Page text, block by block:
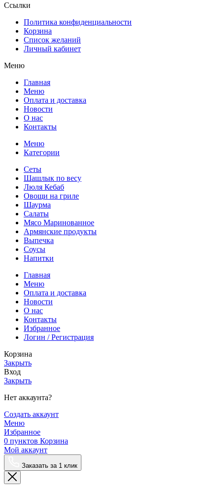
Ссылки
Политика конфиденциальности
Корзина
Список желаний
Личный кабинет
Меню
Главная
Меню
Оплата и доставка
Новости
О нас
Контакты
Меню
Категории
Сеты
Шашлык по весу
Люля Кебаб
Овощи на гриле
Шаурма
Салаты
Мясо Маринованное
Армянские продукты
Выпечка
Соусы
Напитки
Главная
Меню
Оплата и доставка
Новости
О нас
Контакты
Избранное
Логин / Регистрация
Корзина
Закрыть
Вход
Закрыть
Нет аккаунта?
Создать аккаунт
Меню
Избранное
0 пунктов Корзина
Мой аккаунт
Заказать за 1 клик